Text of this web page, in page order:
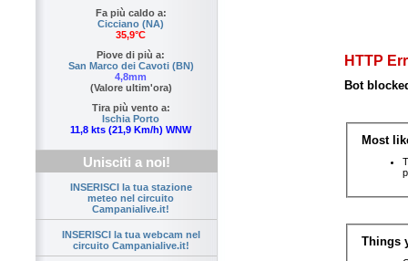
Fa più caldo a:
Cicciano (NA)
35,9°C
Piove di più a:
San Marco dei Cavoti (BN)
4,8mm
(Valore ultim'ora)
Tira più vento a:
Ischia Porto
11,8 kts (21,9 Km/h) WNW
Unisciti a noi!
INSERISCI la tua stazione
meteo nel circuito
Campanialive.it!
INSERISCI la tua webcam nel
circuito Campanialive.it!